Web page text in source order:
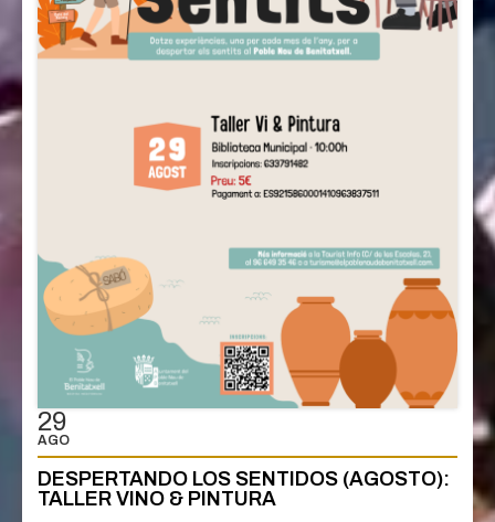
29
AGO
DESPERTANDO LOS SENTIDOS (AGOSTO):
TALLER VINO & PINTURA